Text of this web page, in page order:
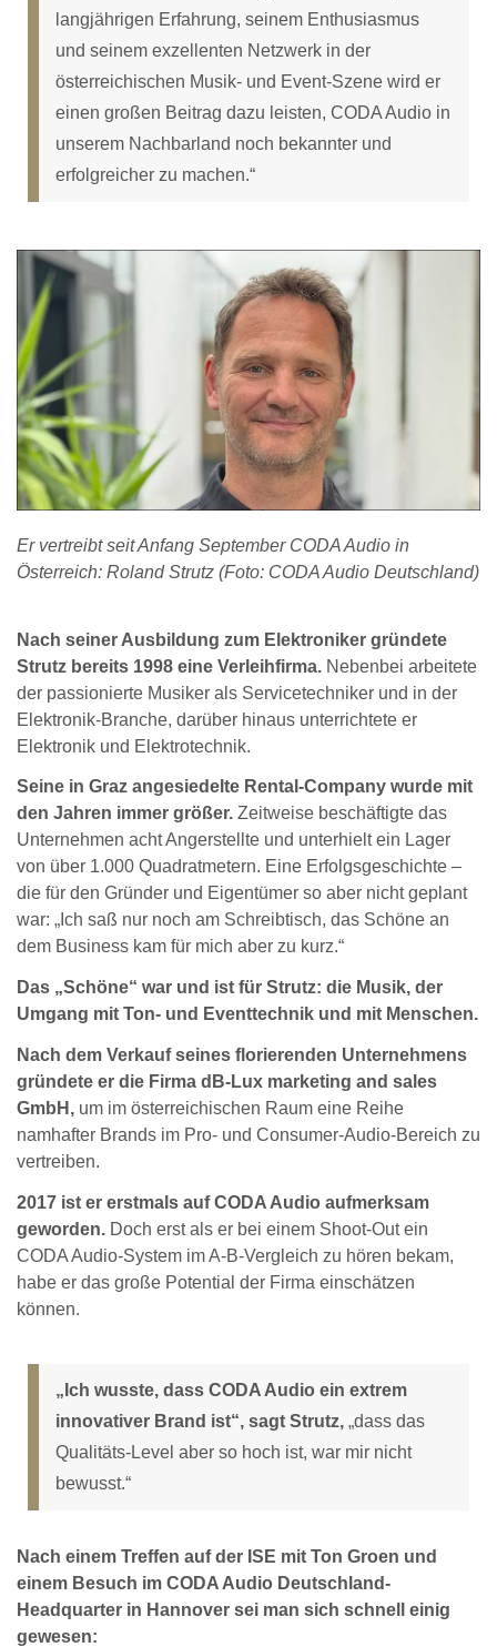
langjährigen Erfahrung, seinem Enthusiasmus
und seinem exzellenten Netzwerk in der
österreichischen Musik- und Event-Szene wird er
einen großen Beitrag dazu leisten, CODA Audio in
unserem Nachbarland noch bekannter und
erfolgreicher zu machen.“
Er vertreibt seit Anfang September CODA Audio in
Österreich: Roland Strutz (Foto: CODA Audio Deutschland)
Nach seiner Ausbildung zum Elektroniker gründete
Strutz bereits 1998 eine Verleihfirma. Nebenbei arbeitete
der passionierte Musiker als Servicetechniker und in der
Elektronik-Branche, darüber hinaus unterrichtete er
Elektronik und Elektrotechnik.
Seine in Graz angesiedelte Rental-Company wurde mit
den Jahren immer größer. Zeitweise beschäftigte das
Unternehmen acht Angerstellte und unterhielt ein Lager
von über 1.000 Quadratmetern. Eine Erfolgsgeschichte –
die für den Gründer und Eigentümer so aber nicht geplant
war: „Ich saß nur noch am Schreibtisch, das Schöne an
dem Business kam für mich aber zu kurz.“
Das „Schöne“ war und ist für Strutz: die Musik, der
Umgang mit Ton- und Eventtechnik und mit Menschen.
Nach dem Verkauf seines florierenden Unternehmens
gründete er die Firma dB-Lux marketing and sales
GmbH, um im österreichischen Raum eine Reihe
namhafter Brands im Pro- und Consumer-Audio-Bereich zu
vertreiben.
2017 ist er erstmals auf CODA Audio aufmerksam
geworden. Doch erst als er bei einem Shoot-Out ein
CODA Audio-System im A-B-Vergleich zu hören bekam,
habe er das große Potential der Firma einschätzen
können.
„Ich wusste, dass CODA Audio ein extrem
innovativer Brand ist“, sagt Strutz, „dass das
Qualitäts-Level aber so hoch ist, war mir nicht
bewusst.“
Nach einem Treffen auf der ISE mit Ton Groen und
einem Besuch im CODA Audio Deutschland-
Headquarter in Hannover sei man sich schnell einig
gewesen: